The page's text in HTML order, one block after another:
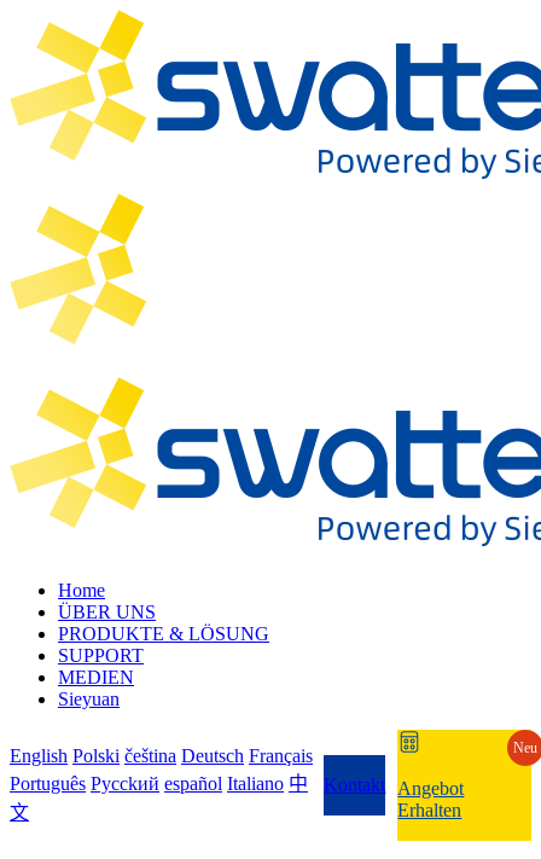
Home
ÜBER UNS
PRODUKTE & LÖSUNG
SUPPORT
MEDIEN
Sieyuan
English Polski čeština Deutsch Français
Português Pycckий español Italiano 中
文
Kontakt
Angebot
Erhalten
Neu